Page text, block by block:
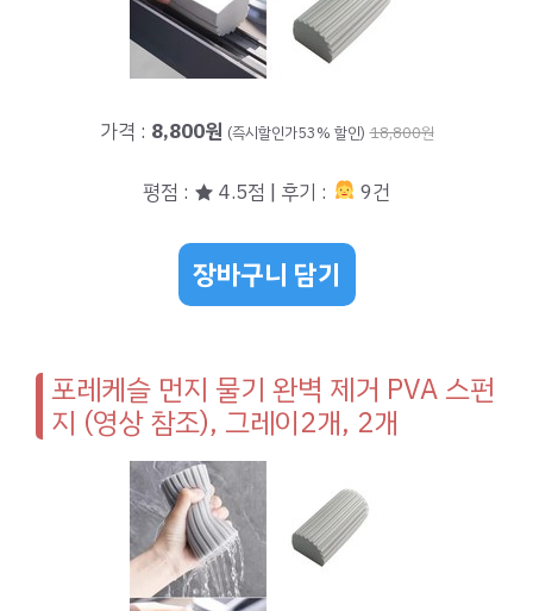
가격 : 8,800원 (즉시할인가53% 할인) 18,800원
평점 : ★ 4.5점 | 후기 : 9건
장바구니 담기
포레케슬 먼지 물기 완벽 제거 PVA 스펀
지 (영상 참조), 그레이2개, 2개